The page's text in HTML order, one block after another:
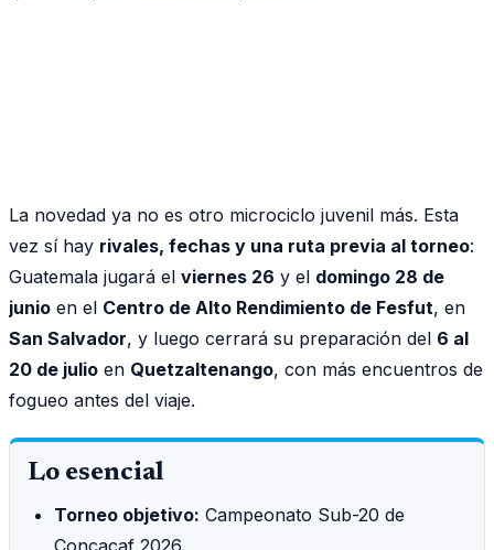
La novedad ya no es otro microciclo juvenil más. Esta
vez sí hay rivales, fechas y una ruta previa al torneo:
Guatemala jugará el viernes 26 y el domingo 28 de
junio en el Centro de Alto Rendimiento de Fesfut, en
San Salvador, y luego cerrará su preparación del 6 al
20 de julio en Quetzaltenango, con más encuentros de
fogueo antes del viaje.
Lo esencial
Torneo objetivo: Campeonato Sub-20 de
Concacaf 2026.